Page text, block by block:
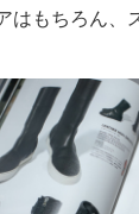
はもちろん、